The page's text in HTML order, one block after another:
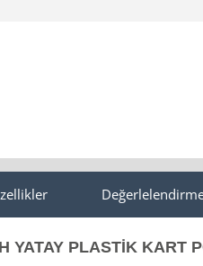
YATAY PLASTİK KART